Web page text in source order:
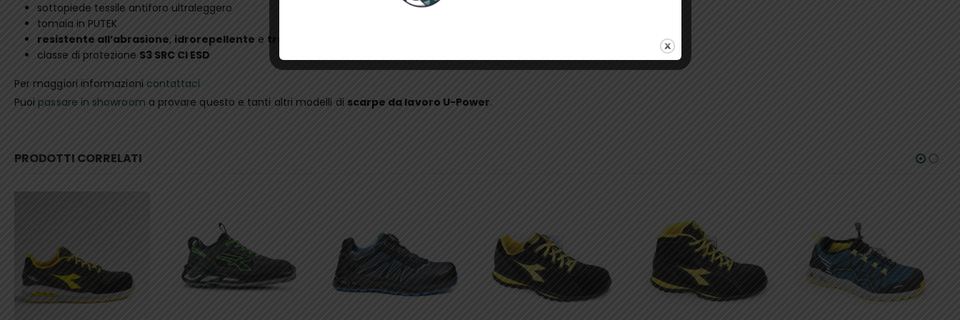
sottopiede tessile antiforo ultraleggero
tomaia in PUTEK
resistente all’abrasione, idrorepellente e traspirante
classe di protezione S3 SRC CI ESD
Per maggiori informazioni contattaci
Puoi passare in showroom a provare questo e tanti altri modelli di scarpe da lavoro U-Power.
PRODOTTI CORRELATI